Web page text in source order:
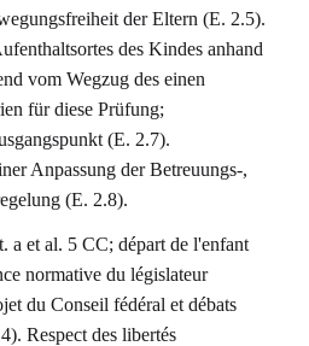
der Eltern (E. 2.5).
des Kindes anhand
vom Wegzug des einen
für diese Prüfung;
(E. 2.7).
Anpassung der Betreuungs-,
(E. 2.8).
a et al. 5 CC; départ de l'enfant
normative du législateur
du Conseil fédéral et débats
Respect des libertés